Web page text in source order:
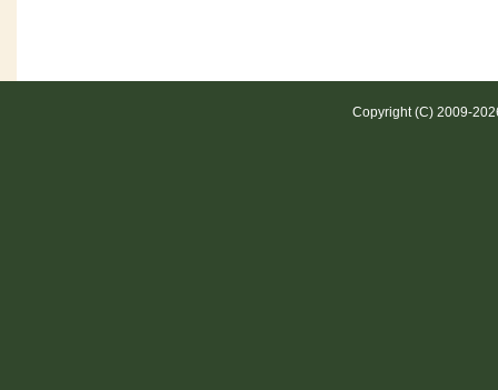
Copyright (C) 2009-